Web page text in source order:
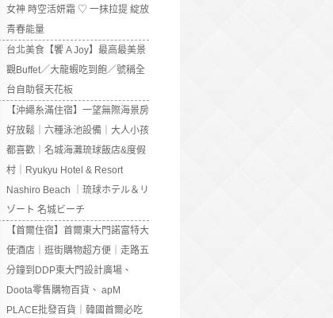
女神 時空活妍霜 ♡ 一抹拉提 綻放
青春能量
台北美食【饗 A Joy】最高最美景
觀Buffet／大龍蝦吃到飽／號稱全
台自助餐天花板
【沖繩糸滿住宿】一望無際海景房
好放鬆｜六種泳池設備｜大人小孩
都喜歡｜名城海灘琉球飯店&度假
村｜Ryukyu Hotel & Resort
Nashiro Beach ｜琉球ホテル＆リ
ゾート 名城ビーチ
【首爾住宿】首爾東大門諾富特大
使酒店｜逛街購物超方便｜走路五
分鐘到DDP東大門設計廣場、
Doota零售購物百貨、 apM
PLACE批發百貨｜韓國首爾必吃